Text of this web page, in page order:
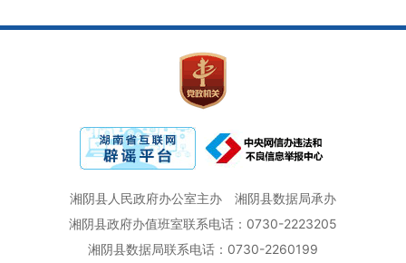
湘阴县人民政府办公室主办
湘阴县数据局承办
湘阴县政府办值班室联系电话：0730-2223205
湘阴县数据局联系电话：0730-2260199